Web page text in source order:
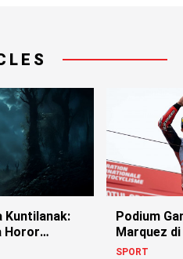
Kuntilanak:
Horor
Podium
Marquez
SPORT